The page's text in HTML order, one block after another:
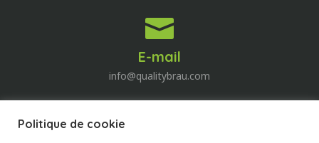

E-mail
info@qualitybrau.com
Quality Wine
Politique de cookie